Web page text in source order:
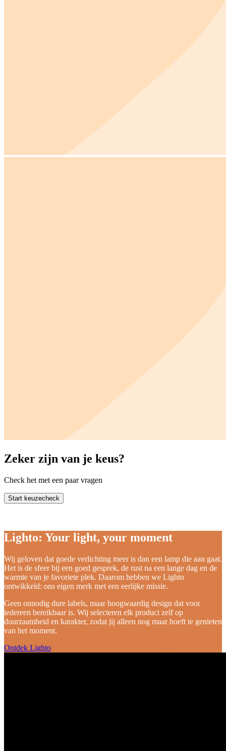
Zeker zijn van je keus?
Check het met een paar vragen
Start keuzecheck
Lighto: Your light, your moment
Wij geloven dat goede verlichting meer is dan een lamp die aan gaat.
Het is de sfeer bij een goed gesprek, de rust na een lange dag en de
warmte van je favoriete plek. Daarom hebben we Lighto
ontwikkeld: ons eigen merk met een eerlijke missie.
Geen onnodig dure labels, maar hoogwaardig design dat voor
iedereen bereikbaar is. Wij selecteren elk product zelf op
duurzaamheid en karakter, zodat jij alleen nog maar hoeft te genieten
van het moment.
Ontdek Lighto